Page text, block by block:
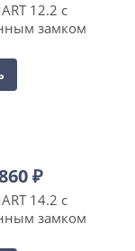
12.2 с
замком
₽
14.2 с
замком